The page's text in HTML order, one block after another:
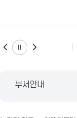
부서안내